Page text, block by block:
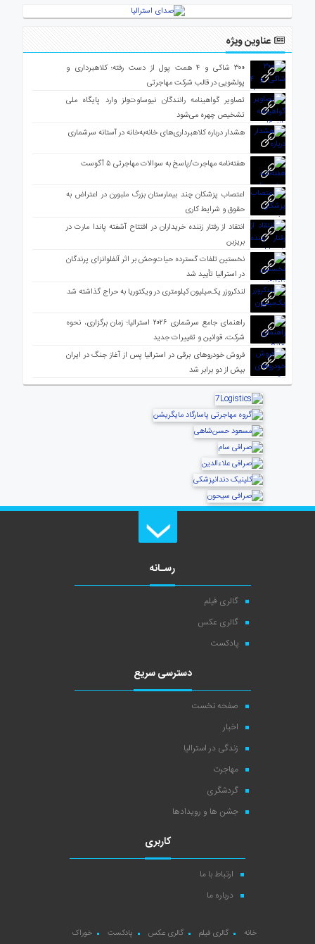
عناوین ویژه
۳۰۰ شاکی و ۴ همت پول از دست رفته؛ کلاهبرداری و
پولشویی در قالب شرکت مهاجرتی
تصاویر گواهینامه رانندگان نیوساوت‌ولز وارد پایگاه ملی
تشخیص چهره می‌شود
هشدار درباره کلاهبرداری‌های خانه‌به‌خانه در آستانه سرشماری
هفته‌نامه مهاجرت/پاسخ به سوالات مهاجرتی ۵ آگوست
اعتصاب پزشکان چند بیمارستان بزرگ ملبورن در اعتراض به
حقوق و شرایط کاری
انتقاد از رفتار زننده خریداران در افتتاح آشفته پاندا مارت در
بریزبن
نخستین تلفات گسترده حیات‌وحش بر اثر آنفلوانزای پرندگان
در استرالیا تأیید شد
لندکروزر یک‌میلیون کیلومتری در ویکتوریا به حراج گذاشته شد
راهنمای جامع سرشماری ۲۰۲۶ استرالیا؛ زمان برگزاری، نحوه
شرکت، قوانین و تغییرات جدید
فروش خودروهای برقی در استرالیا پس از آغاز جنگ در ایران
بیش از دو برابر شد
رسـانه
گالری فیلم
گالری عکس
پادکست
دسترسی سریع
صفحه نخست
اخبار
زندگی در استرالیا
مهاجرت
گردشگری
جشن ها و رویدادها
کاربری
ارتباط با ما
درباره ما
خانه گالری فیلم گالری عکس پادکست خوراک